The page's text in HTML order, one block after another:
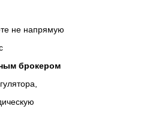
не напрямую
брокером